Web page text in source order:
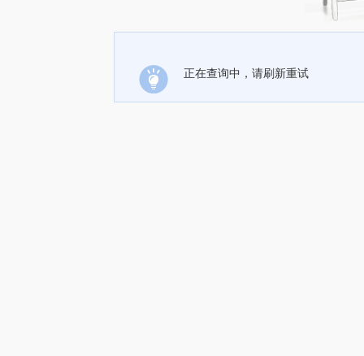
正在查询中，请刷新重试